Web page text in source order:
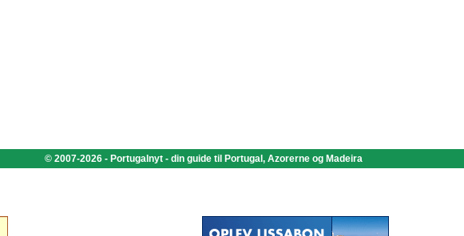
© 2007-2026 - Portugalnyt - din guide til Portugal, Azorerne og Madeira